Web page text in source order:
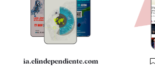
Quiénes somos
Especificaciones
ia.elindependiente.com